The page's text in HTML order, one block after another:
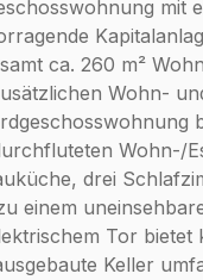
mit
ca. 260 m²
Wohn-
Wohn-/
drei
einem
Tor
Keller